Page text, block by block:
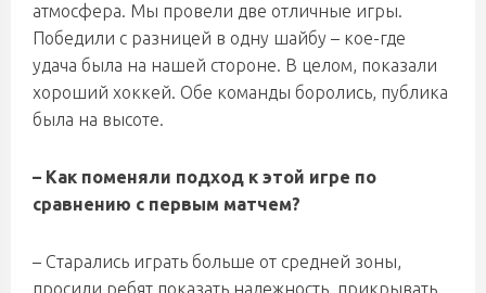
атмосфера. Мы провели две отличные игры.
Победили с разницей в одну шайбу – кое-где
удача была на нашей стороне. В целом, показали
хороший хоккей. Обе команды боролись, публика
была на высоте.
– Как поменяли подход к этой игре по
сравнению с первым матчем?
– Старались играть больше от средней зоны,
просили ребят показать надежность, прикрывать